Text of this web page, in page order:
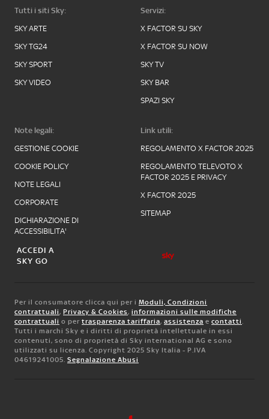
Tutti i siti Sky:
SKY ARTE
SKY TG24
SKY SPORT
SKY VIDEO
Servizi:
X FACTOR SU SKY
X FACTOR SU NOW
SKY TV
SKY BAR
SPAZI SKY
Note legali:
GESTIONE COOKIE
COOKIE POLICY
NOTE LEGALI
CORPORATE
DICHIARAZIONE DI
ACCESSIBILITA'
Link utili:
REGOLAMENTO X FACTOR 2025
REGOLAMENTO TELEVOTO X
FACTOR 2025 E PRIVACY
X FACTOR 2025
SITEMAP
ACCEDI A
SKY GO
Per il consumatore clicca qui per i Moduli, Condizioni
contrattuali, Privacy & Cookies, informazioni sulle modifiche
contrattuali o per trasparenza tariffaria, assistenza e contatti.
Tutti i marchi Sky e i diritti di proprietà intellettuale in essi
contenuti, sono di proprietà di Sky international AG e sono
utilizzati su licenza. Copyright 2025 Sky Italia - P.IVA
04619241005. Segnalazione Abusi